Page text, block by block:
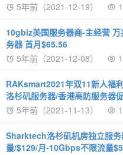
5年前（2021-12-19）
10gbiz美国服务器商-主经营
务器 首月$65.56
5年前（2021-12-08）
RAKsmart2021年双11新人福
洛杉矶服务器/香港高防服务器
5年前（2021-11-13）
Sharktech洛杉矶机房独立服
量/$129/月-10Gbps不限流量